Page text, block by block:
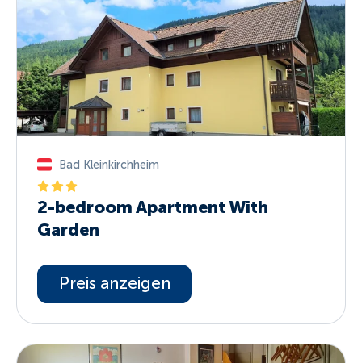
Bad Kleinkirchheim
2-bedroom Apartment With
Garden
Preis anzeigen